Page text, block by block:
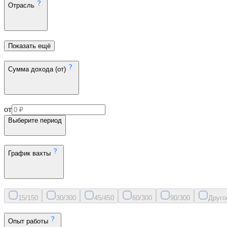
Отрасль
Показать ещё
Сумма дохода (от)
от
Выберите период
График вахты
15/150 30/300 45/450 60/300 90/300
Опыт работы